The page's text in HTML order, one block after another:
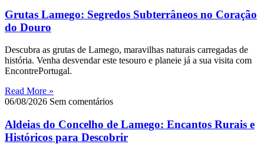
Grutas Lamego: Segredos Subterrâneos no Coração
do Douro
Descubra as grutas de Lamego, maravilhas naturais carregadas de
história. Venha desvendar este tesouro e planeie já a sua visita com
EncontrePortugal.
Read More »
06/08/2026 Sem comentários
Aldeias do Concelho de Lamego: Encantos Rurais e
Históricos para Descobrir